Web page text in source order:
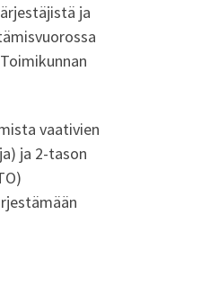
ja
vaativien
ja 2-tason